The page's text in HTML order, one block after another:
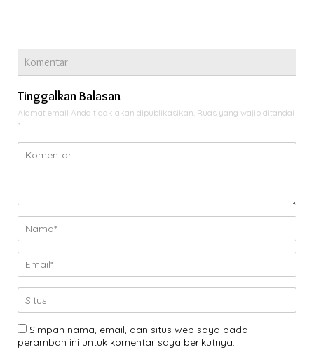
Komentar
Tinggalkan Balasan
Alamat email Anda tidak akan dipublikasikan. Ruas yang wajib ditandai
*
Simpan nama, email, dan situs web saya pada
peramban ini untuk komentar saya berikutnya.